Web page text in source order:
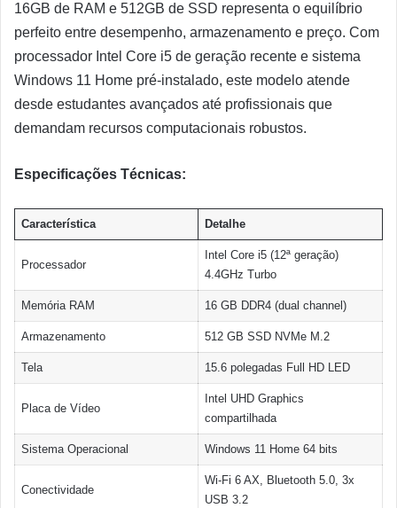
16GB de RAM e 512GB de SSD representa o equilíbrio
perfeito entre desempenho, armazenamento e preço. Com
processador Intel Core i5 de geração recente e sistema
Windows 11 Home pré-instalado, este modelo atende
desde estudantes avançados até profissionais que
demandam recursos computacionais robustos.
Especificações Técnicas:
Característica Detalhe
Processador
Intel Core i5 (12ª geração)
4.4GHz Turbo
Memória RAM 16 GB DDR4 (dual channel)
Armazenamento 512 GB SSD NVMe M.2
Tela 15.6 polegadas Full HD LED
Placa de Vídeo
Intel UHD Graphics
compartilhada
Sistema Operacional Windows 11 Home 64 bits
Conectividade
Wi-Fi 6 AX, Bluetooth 5.0, 3x
USB 3.2